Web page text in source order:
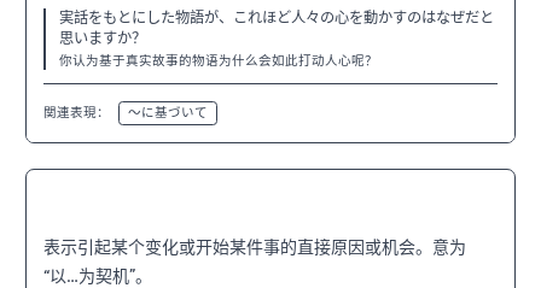
実話をもとにした物語が、これほど人々の心を動かすのはなぜだと
思いますか？
你认为基于真实故事的物语为什么会如此打动人心呢？
関連表現： 〜に基づいて
表示引起某个变化或开始某件事的直接原因或机会。意为
“以…为契机”。